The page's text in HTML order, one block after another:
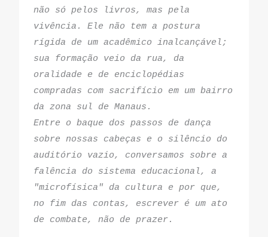
não só pelos livros, mas pela
vivência. Ele não tem a postura
rígida de um acadêmico inalcançável;
sua formação veio da rua, da
oralidade e de enciclopédias
compradas com sacrifício em um bairro
da zona sul de Manaus.
Entre o baque dos passos de dança
sobre nossas cabeças e o silêncio do
auditório vazio, conversamos sobre a
falência do sistema educacional, a
"microfísica" da cultura e por que,
no fim das contas, escrever é um ato
de combate, não de prazer.